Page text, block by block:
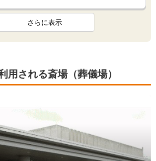
さらに表示
用される斎場（葬儀場）